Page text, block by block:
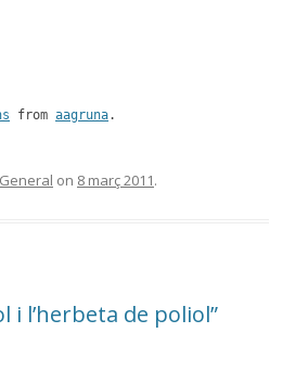
from aagruna.
General on 8 març 2011.
i l’herbeta de poliol”